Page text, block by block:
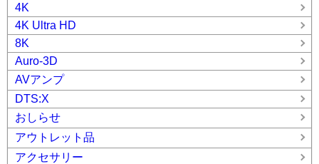
4K
4K Ultra HD
8K
Auro-3D
AVアンプ
DTS:X
おしらせ
アウトレット品
アクセサリー